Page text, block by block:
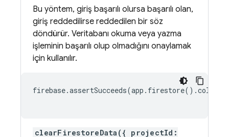
Bu yöntem, giriş başarılı olursa başarılı olan,
giriş reddedilirse reddedilen bir söz
döndürür. Veritabanı okuma veya yazma
işleminin başarılı olup olmadığını onaylamak
için kullanılır.
clearFirestoreData({ projectId: